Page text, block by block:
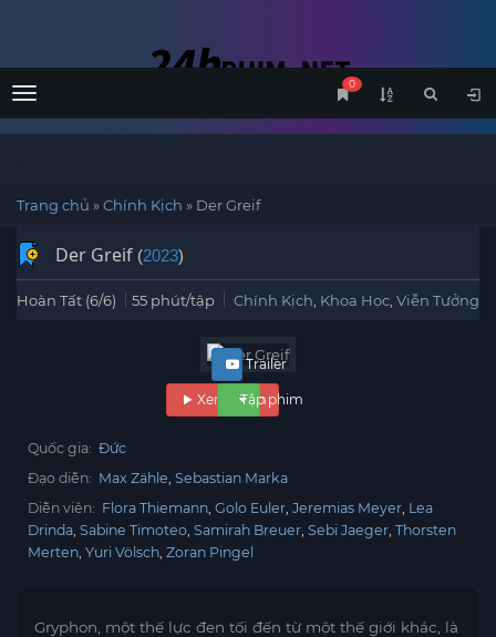
Menu
0
Trang chủ »Chính Kịch » Der Greif
Der Greif (2023)
Hoàn Tất (6/6) 55 phút/tập Chính Kịch Khoa Học Viễn Tưởng
Xem phim
Trailer
Tập phim
Quốc gia: Đức
Đạo diễn: Max Zähle Sebastian Marka
Diễn viên: Flora Thiemann Golo Euler Jeremias Meyer Lea
Drinda Sabine Timoteo Samirah Breuer Sebi Jaeger Thorsten
Merten Yuri Völsch Zoran Pingel
Gryphon, một thế lực đen tối đến từ một thế giới khác, là